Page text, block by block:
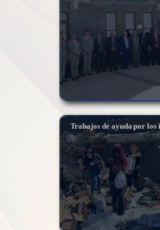
Trabajos de ayuda por los